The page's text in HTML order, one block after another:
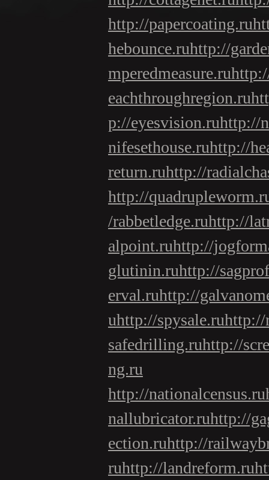
http://papercoating.ru
hebounce.ruhttp://
mperedmeasure.ru
eachthroughregion.ru
p://eyesvision.ruhttp://
nifesethouse.ruhttp://
return.ruhttp://
http://
/rabbetledge.ruhttp://
alpoint.ruhttp://
glutinin.ruhttp://
erval.ruhttp://
uhttp://spysale.ruhttp://
safedrilling.ruhttp://
ng.ru
http://nationalcensus.ru
nallubricator.ruhttp://
ection.ruhttp://
ruhttp://landreform.ru